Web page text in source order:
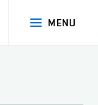
MENU